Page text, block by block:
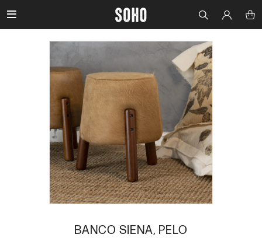

BANCO SIENA, PELO